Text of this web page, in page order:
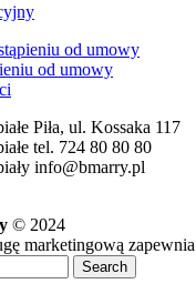
od umowy
od umowy
Piła, ul. Kossaka 117
tel. 724 80 80 80
info@bmarry.pl
© 2024
marketingową zapewnia
Search